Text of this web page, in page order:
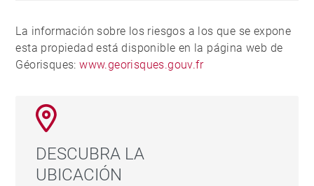
La información sobre los riesgos a los que se expone
esta propiedad está disponible en la página web de
Géorisques:www.georisques.gouv.fr
DESCUBRA LA
UBICACIÓN